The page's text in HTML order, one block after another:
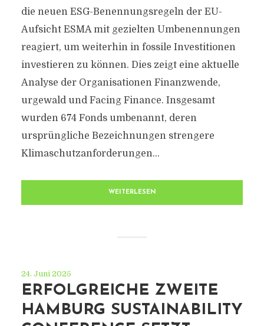
die neuen ESG-Benennungsregeln der EU-
Aufsicht ESMA mit gezielten Umbenennungen
reagiert, um weiterhin in fossile Investitionen
investieren zu können. Dies zeigt eine aktuelle
Analyse der Organisationen Finanzwende,
urgewald und Facing Finance. Insgesamt
wurden 674 Fonds umbenannt, deren
ursprüngliche Bezeichnungen strengere
Klimaschutzanforderungen...
WEITERLESEN
24. Juni 2025
ERFOLGREICHE ZWEITE
HAMBURG SUSTAINABILITY